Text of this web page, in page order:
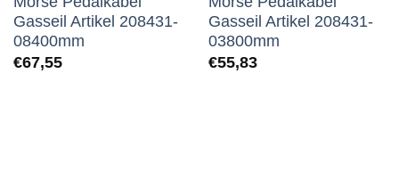
Gasseil Artikel 208431-
08400mm
€67,55
Gasseil Artikel 208431-
03800mm
€55,83